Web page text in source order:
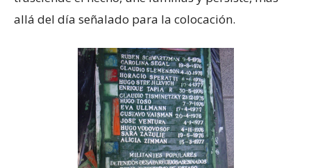
allá del día señalado para la colocación.